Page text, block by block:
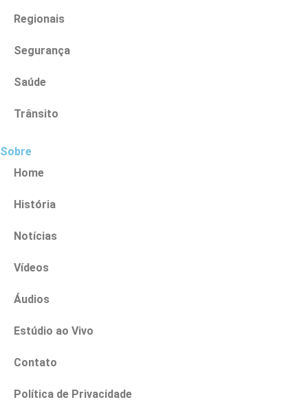
Regionais
Segurança
Saúde
Trânsito
Sobre
Home
História
Notícias
Vídeos
Áudios
Estúdio ao Vivo
Contato
Política de Privacidade